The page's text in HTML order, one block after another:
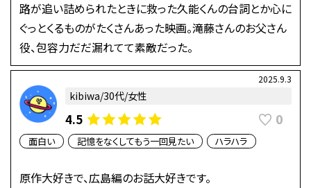
路が追い詰められたときに救った久能くんの台詞とか心に
ぐっとくるものがたくさんあった映画。滝藤さんのお父さん
役、包容力だだ漏れてて素敵だった。
2025.9.3
kibiwa/30代/女性
4.5 0
面白い 記憶をなくしてもう一回見たい ハラハラ
原作大好きで、広島編のお話大好きです。